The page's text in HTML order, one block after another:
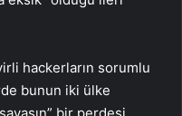
hackerların sorumlu
bunun iki ülke
bir perdesi